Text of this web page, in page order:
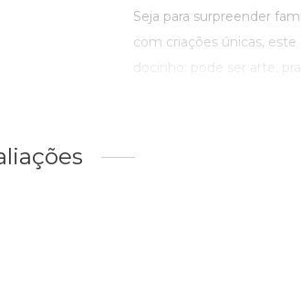
Seja para surpreender
com criações únicas,
docinho: pode ser arte,